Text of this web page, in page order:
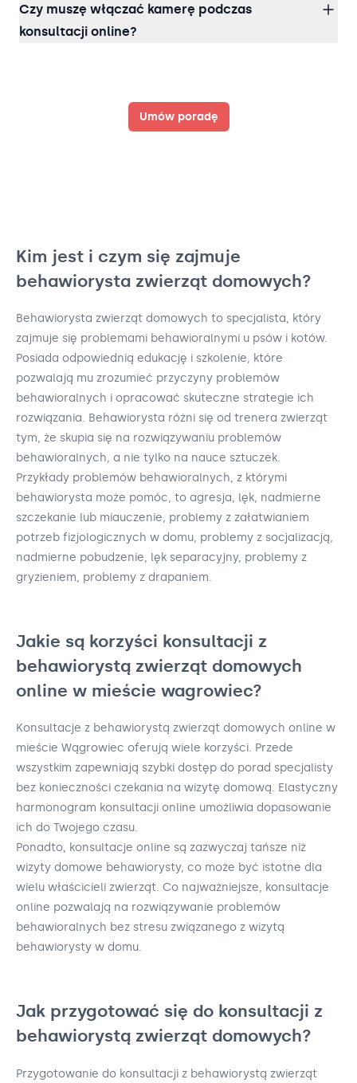
Czy muszę włączać kamerę podczas
konsultacji online?
Umów poradę
Kim jest i czym się zajmuje
behawiorysta zwierząt domowych?
Behawiorysta zwierząt domowych to specjalista, który
zajmuje się problemami behawioralnymi u psów i kotów.
Posiada odpowiednią edukację i szkolenie, które
pozwalają mu zrozumieć przyczyny problemów
behawioralnych i opracować skuteczne strategie ich
rozwiązania. Behawiorysta różni się od trenera zwierząt
tym, że skupia się na rozwiązywaniu problemów
behawioralnych, a nie tylko na nauce sztuczek.
Przykłady problemów behawioralnych, z którymi
behawiorysta może pomóc, to agresja, lęk, nadmierne
szczekanie lub miauczenie, problemy z załatwianiem
potrzeb fizjologicznych w domu, problemy z socjalizacją,
nadmierne pobudzenie, lęk separacyjny, problemy z
gryzieniem, problemy z drapaniem.
Jakie są korzyści konsultacji z
behawiorystą zwierząt domowych
online w mieście wagrowiec?
Konsultacje z behawiorystą zwierząt domowych online w
mieście Wągrowiec oferują wiele korzyści. Przede
wszystkim zapewniają szybki dostęp do porad specjalisty
bez konieczności czekania na wizytę domową. Elastyczny
harmonogram konsultacji online umożliwia dopasowanie
ich do Twojego czasu.
Ponadto, konsultacje online są zazwyczaj tańsze niż
wizyty domowe behawiorysty, co może być istotne dla
wielu właścicieli zwierząt. Co najważniejsze, konsultacje
online pozwalają na rozwiązywanie problemów
behawioralnych bez stresu związanego z wizytą
behawiorysty w domu.
Jak przygotować się do konsultacji z
behawiorystą zwierząt domowych?
Przygotowanie do konsultacji z behawiorystą zwierząt